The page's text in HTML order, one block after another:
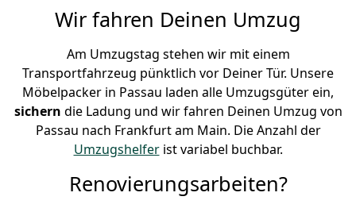
Wir fahren Deinen Umzug
Am Umzugstag stehen wir mit einem
Transportfahrzeug pünktlich vor Deiner Tür. Unsere
Möbelpacker in Passau laden alle Umzugsgüter ein,
sichern die Ladung und wir fahren Deinen Umzug von
Passau nach Frankfurt am Main. Die Anzahl der
Umzugshelferist variabel buchbar.
Renovierungsarbeiten?